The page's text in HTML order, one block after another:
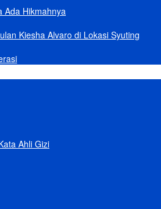
Ada Hikmahnya
Kiesha Alvaro di Lokasi Syuting
Ahli Gizi